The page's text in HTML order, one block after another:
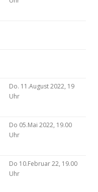
Do. 11.August 2022, 19
Uhr
Do 05.Mai 2022, 19.00
Uhr
Do 10.Februar 22, 19.00
Uhr